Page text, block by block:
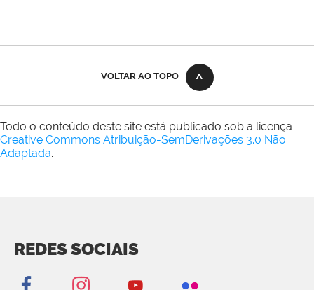
VOLTAR AO TOPO
Todo o conteúdo deste site está publicado sob a licença
Creative Commons Atribuição-SemDerivações 3.0 Não
Adaptada.
REDES SOCIAIS